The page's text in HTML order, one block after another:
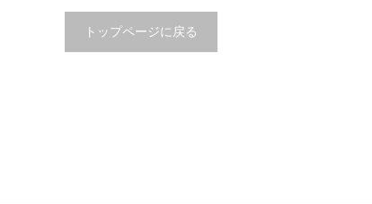
トップページに戻る